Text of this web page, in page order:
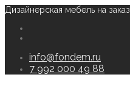
Дизайнерская мебель на заказ
info@fondem.ru
7 992 000 49 88